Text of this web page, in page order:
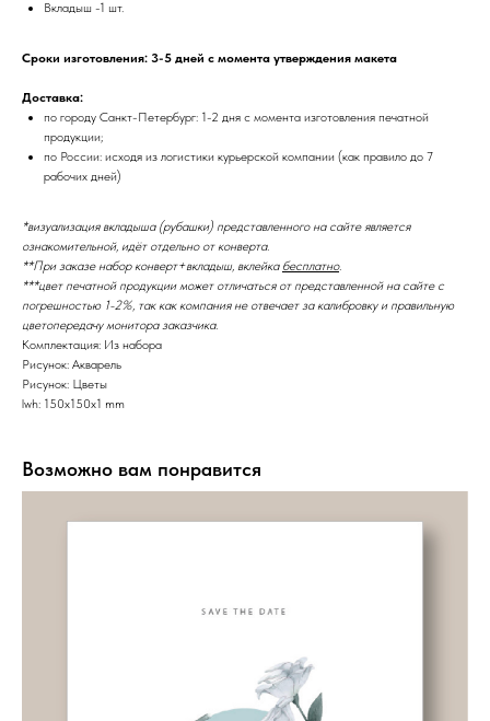
Вкладыш -1 шт.
Сроки изготовления: 3-5 дней с момента утверждения макета
Доставка:
по городу Санкт-Петербург: 1-2 дня с момента изготовления печатной
продукции;
по России: исходя из логистики курьерской компании (как правило до 7
рабочих дней)
*визуализация вкладыша (рубашки) представленного на сайте является
ознакомительной, идёт отдельно от конверта.
**При заказе набор конверт+вкладыш, вклейка бесплатно.
***цвет печатной продукции может отличаться от представленной на сайте с
погрешностью 1-2%, так как компания не отвечает за калибровку и правильную
цветопередачу монитора заказчика.
Комплектация: Из набора
Рисунок: Акварель
Рисунок: Цветы
lwh: 150x150x1 mm
Возможно вам понравится